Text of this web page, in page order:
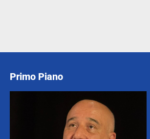
Primo Piano